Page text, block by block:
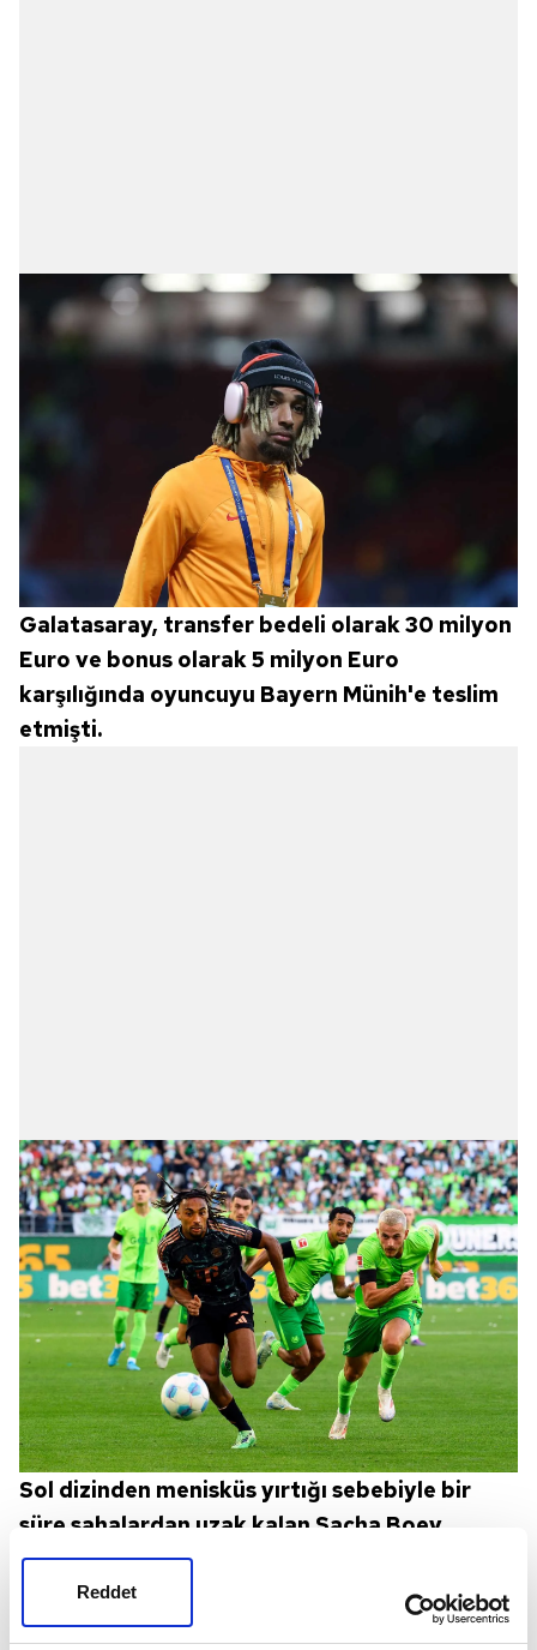
Reddet
Galatasaray, transfer bedeli olarak 30 milyon
Euro ve bonus olarak 5 milyon Euro
karşılığında oyuncuyu Bayern Münih'e teslim
etmişti.
Sol dizinden menisküs yırtığı sebebiyle bir
süre sahalardan uzak kalan Sacha Boey,
takımla birlikte antrenmanlara tekrar başladı.